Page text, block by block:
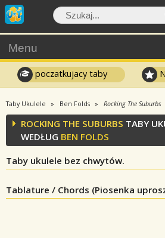
Menu
poczatkujacy taby
Taby Ukulele Ben Folds Rocking The Suburbs
ROCKING THE SUBURBS TABY
WEDŁUG BEN FOLDS
Taby ukulele bez chwytów.
Tablature / Chords (Piosenka